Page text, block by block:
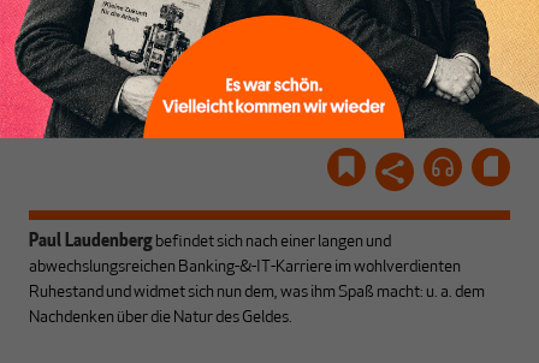
aus den schmaler
werdenden Leitplanken
des Denkens aus.
hiereinloggen !
Paul Laudenberg befindet sich nach einer langen und
abwechslungsreichen Banking-&-IT-Karriere im wohlverdienten
Ruhestand und widmet sich nun dem, was ihm Spaß macht: u. a. dem
Nachdenken über die Natur des Geldes.